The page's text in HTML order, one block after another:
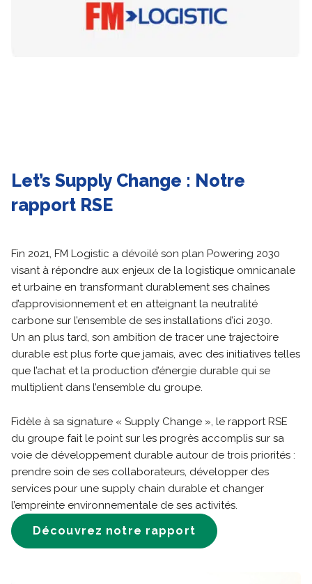
Let’s Supply Change : Notre
rapport RSE
Fin 2021, FM Logistic a dévoilé son plan Powering 2030
visant à répondre aux enjeux de la logistique omnicanale
et urbaine en transformant durablement ses chaînes
d’approvisionnement et en atteignant la neutralité
carbone sur l’ensemble de ses installations d’ici 2030.
Un an plus tard, son ambition de tracer une trajectoire
durable est plus forte que jamais, avec des initiatives telles
que l’achat et la production d’énergie durable qui se
multiplient dans l’ensemble du groupe.
Fidèle à sa signature « Supply Change », le rapport RSE
du groupe fait le point sur les progrès accomplis sur sa
voie de développement durable autour de trois priorités :
prendre soin de ses collaborateurs, développer des
services pour une supply chain durable et changer
l’empreinte environnementale de ses activités.
Découvrez notre rapport